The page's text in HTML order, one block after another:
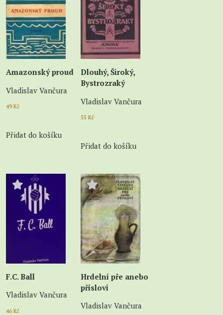
Amazonský proud
Vladislav Vančura
49 Kč
Přidat do košíku
Dlouhý, Široký,
Bystrozraký
Vladislav Vančura
55 Kč
Přidat do košíku
F.C. Ball
Vladislav Vančura
46 Kč
Hrdelní pře anebo
přísloví
Vladislav Vančura